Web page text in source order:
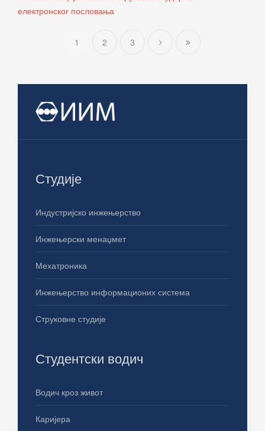
електронског пословања
1 2 3
Студије
Индустријско инжењерство
Инжењерски менаџмет
Мехатроника
Инжењерство информационих система
Струковне студије
Студентски водич
Водич кроз живот
Каријера